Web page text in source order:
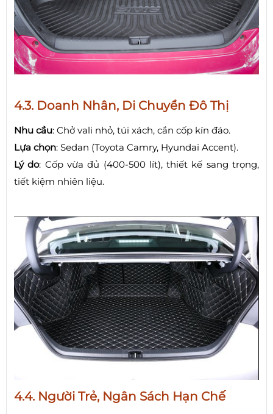
4.3. Doanh Nhân, Di Chuyển Đô Thị
Nhu cầu: Chở vali nhỏ, túi xách, cần cốp kín đáo.
Lựa chọn: Sedan (Toyota Camry, Hyundai Accent).
Lý do: Cốp vừa đủ (400-500 lít), thiết kế sang trọng,
tiết kiệm nhiên liệu.
4.4. Người Trẻ, Ngân Sách Hạn Chế